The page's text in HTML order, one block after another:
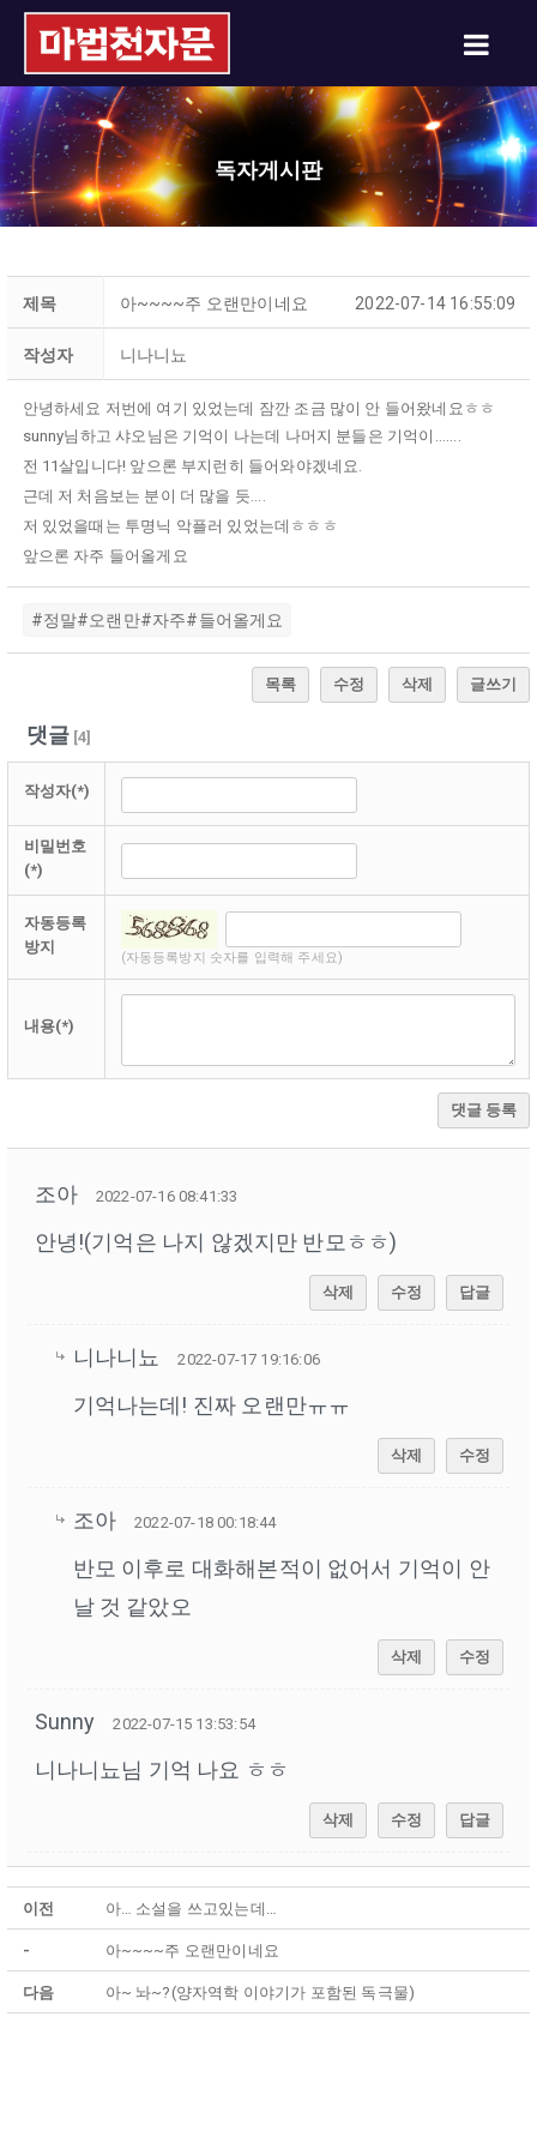
독자게시판
제목 아~~~~주 오랜만이네요 2022-07-14 16:55:09
작성자 니나니뇨
안녕하세요 저번에 여기 있었는데 잠깐 조금 많이 안 들어왔네요ㅎㅎ
sunny님하고 샤오님은 기억이 나는데 나머지 분들은 기억이.......
전 11살입니다! 앞으론 부지런히 들어와야겠네요.
근데 저 처음보는 분이 더 많을 듯....
저 있었을때는 투명닉 악플러 있었는데ㅎㅎㅎ
앞으론 자주 들어올게요
#정말#오랜만#자주#들어올게요
목록 수정 삭제 글쓰기
댓글[4]
작성자(*)
비밀번호
(*)
자동등록
방지
(자동등록방지 숫자를 입력해 주세요)
내용(*)
댓글 등록
조아 2022-07-16 08:41:33
안녕!(기억은 나지 않겠지만 반모ㅎㅎ)
삭제 수정 답글
니나니뇨 2022-07-17 19:16:06
기억나는데! 진짜 오랜만ㅠㅠ
삭제 수정
조아 2022-07-18 00:18:44
반모 이후로 대화해본적이 없어서 기억이 안
날 것 같았오
삭제 수정
Sunny 2022-07-15 13:53:54
니나니뇨님 기억 나요 ㅎㅎ
삭제 수정 답글
이전 아… 소설을 쓰고있는데…
- 아~~~~주 오랜만이네요
다음 아~ 놔~?(양자역학 이야기가 포함된 독극물)